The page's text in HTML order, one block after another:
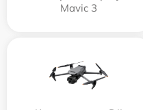
Mavic 3